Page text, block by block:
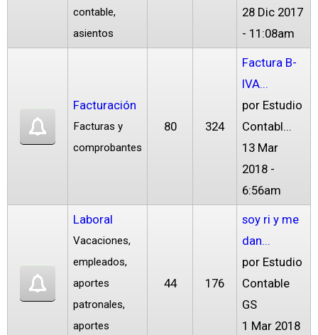
contable,
asientos
28 Dic 2017
- 11:08am
Facturación
Facturas y
comprobantes
80 324
Factura B-
IVA...
por Estudio
Contabl...
13 Mar
2018 -
6:56am
Laboral
Vacaciones,
empleados,
aportes
patronales,
aportes
44 176
soy ri y me
dan...
por Estudio
Contable
GS
1 Mar 2018